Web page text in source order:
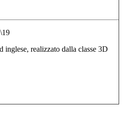
inglese, realizzato dalla classe 3D